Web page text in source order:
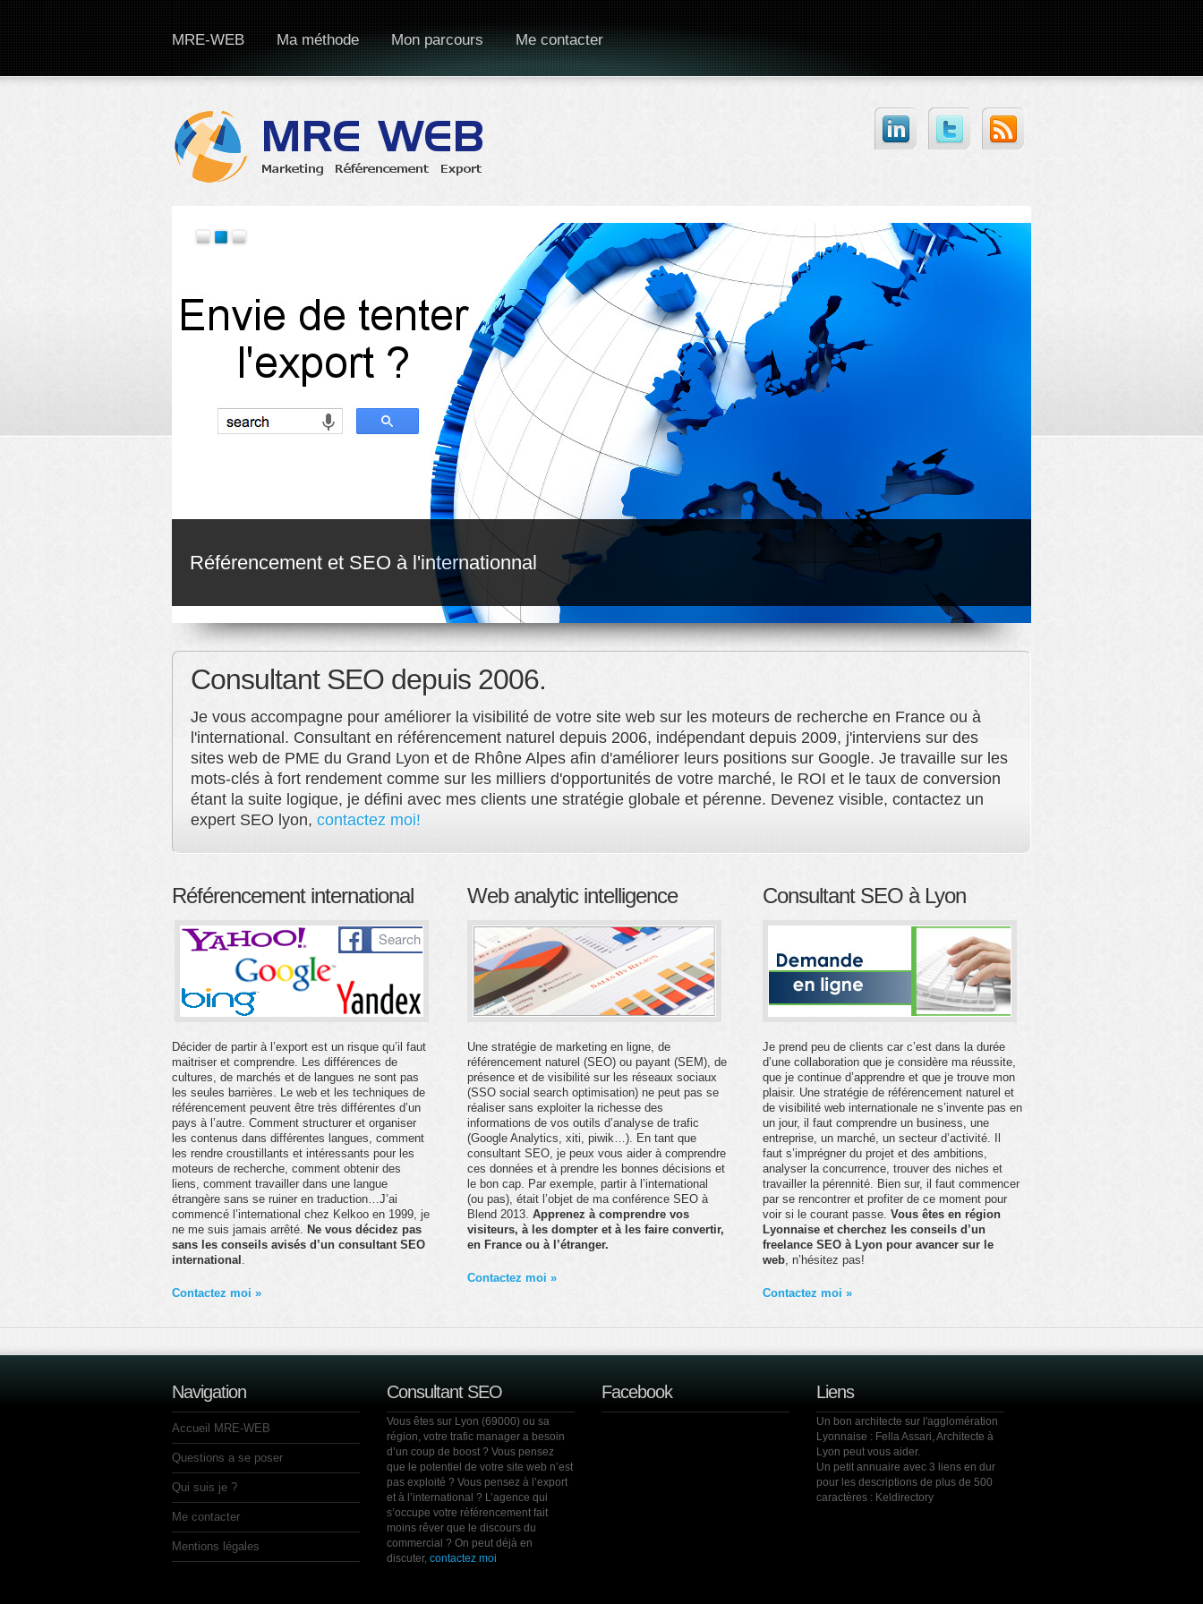
MRE-WEB Ma méthode Mon parcours Me contacter
Référencement et SEO à l'internationnal
Consultant SEO depuis 2006.
Je vous accompagne pour améliorer la visibilité de votre site web sur les moteurs de recherche en France ou à
l'international. Consultant en référencement naturel depuis 2006, indépendant depuis 2009, j'interviens sur des
sites web de PME du Grand Lyon et de Rhône Alpes afin d'améliorer leurs positions sur Google. Je travaille sur les
mots-clés à fort rendement comme sur les milliers d'opportunités de votre marché, le ROI et le taux de conversion
étant la suite logique, je défini avec mes clients une stratégie globale et pérenne. Devenez visible, contactez un
expert SEO lyon, contactez moi!
Référencement international
Décider de partir à l’export est un risque qu’il faut
maitriser et comprendre. Les différences de
cultures, de marchés et de langues ne sont pas
les seules barrières. Le web et les techniques de
référencement peuvent être très différentes d’un
pays à l’autre. Comment structurer et organiser
les contenus dans différentes langues, comment
les rendre croustillants et intéressants pour les
moteurs de recherche, comment obtenir des
liens, comment travailler dans une langue
étrangère sans se ruiner en traduction…J’ai
commencé l’international chez Kelkoo en 1999, je
ne me suis jamais arrêté. Ne vous décidez pas
sans les conseils avisés d’un consultant SEO
international .
Contactez moi »
Web analytic intelligence
Une stratégie de marketing en ligne, de
référencement naturel (SEO) ou payant (SEM), de
présence et de visibilité sur les réseaux sociaux
(SSO social search optimisation) ne peut pas se
réaliser sans exploiter la richesse des
informations de vos outils d’analyse de trafic
(Google Analytics, xiti, piwik…). En tant que
consultant SEO, je peux vous aider à comprendre
ces données et à prendre les bonnes décisions et
le bon cap. Par exemple, partir à l’international
(ou pas), était l’objet de ma conférence SEO à
Blend 2013. Apprenez à comprendre vos
visiteurs, à les dompter et à les faire convertir,
en France ou à l’étranger.
Contactez moi »
Consultant SEO à Lyon
Je prend peu de clients car c’est dans la durée
d’une collaboration que je considère ma réussite,
que je continue d’apprendre et que je trouve mon
plaisir. Une stratégie de référencement naturel et
de visibilité web internationale ne s’invente pas en
un jour, il faut comprendre un business, une
entreprise, un marché, un secteur d’activité. Il
faut s’imprégner du projet et des ambitions,
analyser la concurrence, trouver des niches et
travailler la pérennité. Bien sur, il faut commencer
par se rencontrer et profiter de ce moment pour
voir si le courant passe. Vous êtes en région
Lyonnaise et cherchez les conseils d’un
freelance SEO à Lyon pour avancer sur le
web, n’hésitez pas!
Contactez moi »
Navigation
Accueil MRE-WEB
Questions a se poser
Qui suis je ?
Me contacter
Mentions légales
Consultant SEO
Vous êtes sur Lyon (69000) ou sa
région, votre trafic manager a besoin
d’un coup de boost ? Vous pensez
que le potentiel de votre site web n’est
pas exploité ? Vous pensez à l’export
et à l’international ? L’agence qui
s’occupe votre référencement fait
moins rêver que le discours du
commercial ? On peut déjà en
discuter, contactez moi
Facebook Liens
Un bon architecte sur l'agglomération
Lyonnaise : Fella Assari , Architecte à
Lyon peut vous aider.
Un petit annuaire avec 3 liens en dur
pour les descriptions de plus de 500
caractères : Keldirectory